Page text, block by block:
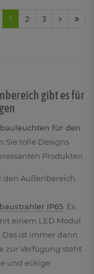
1 2 3
gibt es für
für den
Sie tolle Designs
Produkten.
den Außenbereich
IP65 . Es
einem LED Modul
ist immer dann
zur Verfügung steht.
und eckige